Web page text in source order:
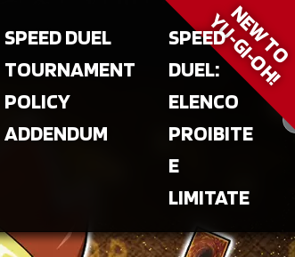
SPEED DUEL
TOURNAMENT
POLICY
ADDENDUM
SPEED
DUEL:
ELENCO
PROIBITE
E
LIMITATE
NEW TO
YU‑GI‑OH!